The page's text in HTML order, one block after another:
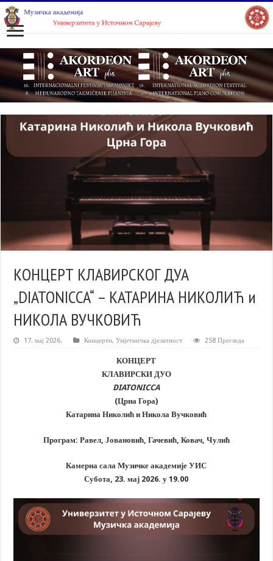
КОНЦЕРТ КЛАВИРСКОГ ДУА
„DIATONICCA“ – КАТАРИНА НИКОЛИЋ и
НИКОЛА ВУЧКОВИЋ
17. мај 2026. Концерти,Умјетничка дјелатност 258 Прегледа
КОНЦЕРТ
КЛАВИРСКИ ДУО
DIATONICCA
(Црна Гора)
Катарина Николић и Никола Вучковић
Програм: Равел, Јовановић, Гачевић, Ковач, Чулић
Камерна сала Музичке академије УИС
Субота, 23. мај 2026. у 19.00